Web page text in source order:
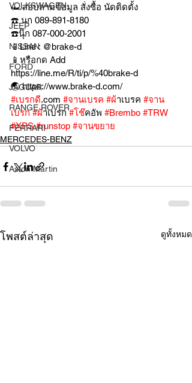
VOLKSWAGEN
JEEP
NISSAN
FORD
JAGUAR
RANGE ROVER
FERRARI
VOLVO
Aston Martin
🏎สอบถามข้อมูล สั่งซื้อ นัดติดตั้ง
☎️ นก 089-891-8180
☎️นุ๊ก 087-000-2001
📱Line : @brake-d
📱หรือกด Add
https://line.me/R/ti/p/%40brake-d
🌏 https://www.brake-d.com/
#เบรกดี.com #จานเบรค #ผ้าเบรค #จาน
เบรก #ผ้าเบรก #โช๊คอัพ #Brembo #TRW
#XPS #runstop #จานขยาย
MERCEDES-BENZ
โพสต์ล่าสุด ดูทั้งหมด